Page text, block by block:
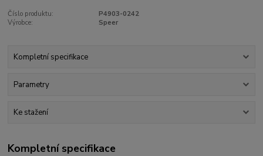
Číslo produktu:
P4903-0242
Výrobce:
Speer
Kompletní specifikace
Parametry
Ke stažení
Kompletní specifikace